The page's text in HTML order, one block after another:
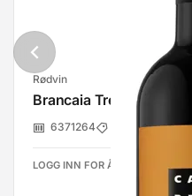
Rødvin
Brancaia Tre 13,5% 75cl
6371264 Belmonte
LOGG INN FOR Å SE PRISER